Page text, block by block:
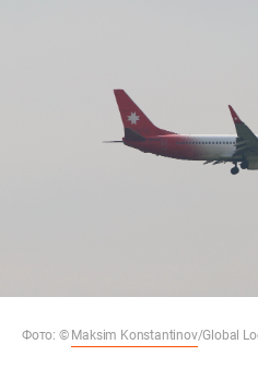
Фото: © Maksim Konstantinov/Global